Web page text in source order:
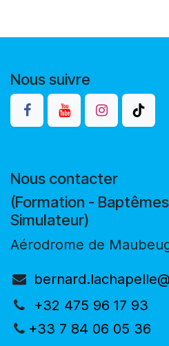
Nous suivre
Nous contacter
(Formation -
Simulateur)
Aérodrome de
+32 475 96 17 93
+33 7 84 06 05 36